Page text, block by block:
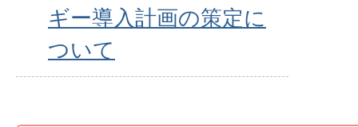
ギー導入計画の策定に
ついて